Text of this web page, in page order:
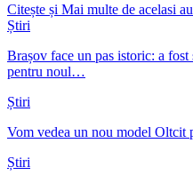
Citește și Mai multe de acelasi
Știri
Brașov face un pas istoric: a
pentru noul…
Știri
Vom vedea un nou model Oltcit
Știri